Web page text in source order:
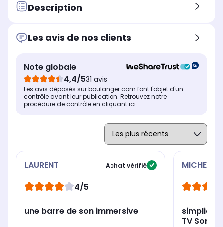
Description
Les avis de nos clients
Note globale
4,4/531 avis
Les avis déposés sur boulanger.com font l'objet d'un
contrôle avant leur publication. Retrouvez notre
procédure de contrôleen cliquant ici.
LAURENT Achat vérifié
4/5
une barre de son immersive
MICHEL
TV Sony)